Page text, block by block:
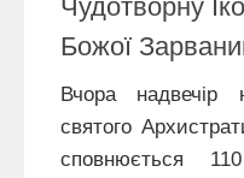
Чудотворну
Божої
Вчора надвечір
святого
сповнюється